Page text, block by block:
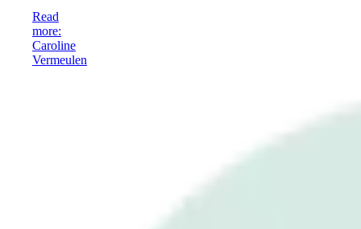
Read
more:
Caroline
Vermeulen